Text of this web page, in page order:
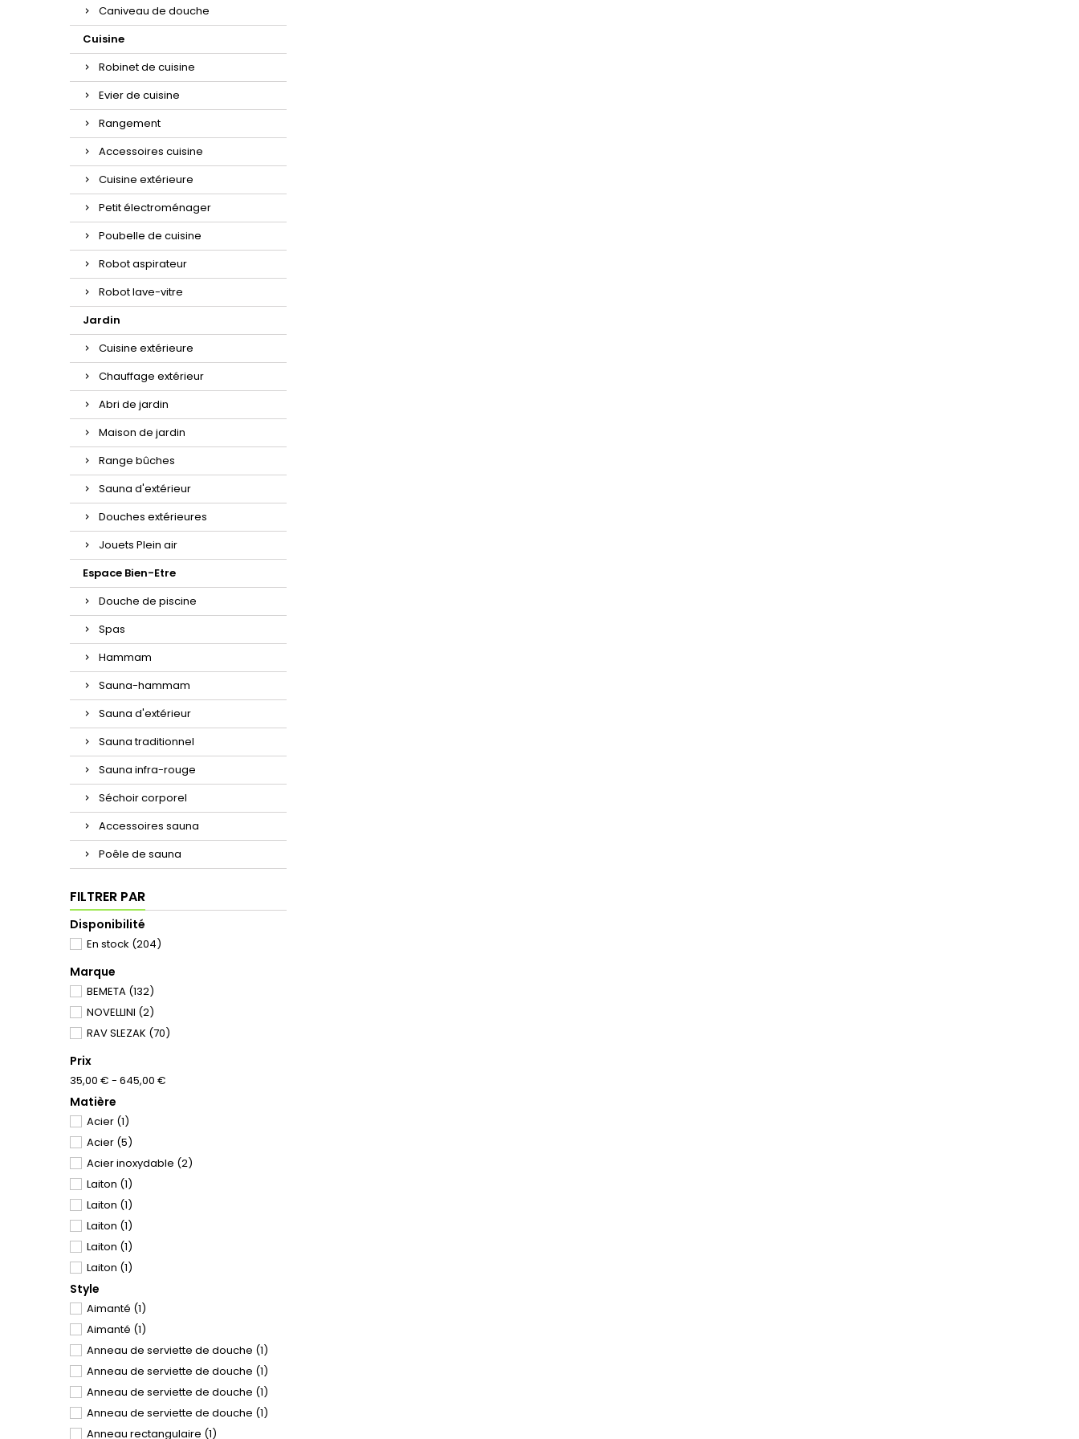
Caniveau de douche
Cuisine
Robinet de cuisine
Evier de cuisine
Rangement
Accessoires cuisine
Cuisine extérieure
Petit électroménager
Poubelle de cuisine
Robot aspirateur
Robot lave-vitre
Jardin
Cuisine extérieure
Chauffage extérieur
Abri de jardin
Maison de jardin
Range bûches
Sauna d'extérieur
Douches extérieures
Jouets Plein air
Espace Bien-Etre
Douche de piscine
Spas
Hammam
Sauna-hammam
Sauna d'extérieur
Sauna traditionnel
Sauna infra-rouge
Séchoir corporel
Accessoires sauna
Poêle de sauna
FILTRER PAR
Disponibilité
En stock (204)
Marque
BEMETA (132)
NOVELLINI (2)
RAV SLEZAK (70)
Prix
35,00 € - 645,00 €
Matière
Acier (1)
Acier (5)
Acier inoxydable (2)
Laiton (1)
Laiton (1)
Laiton (1)
Laiton (1)
Laiton (1)
Laiton
Laiton(1)
Laiton(1)
Laiton(1)
Laiton(1)
Laiton(1)
Laiton(1)
Laiton(1)
Style
Aimanté (1)
Aimanté (1)
Anneau de serviette de douche (1)
Anneau de serviette de douche (1)
Anneau de serviette de douche (1)
Anneau de serviette de douche (1)
Anneau rectangulaire (1)